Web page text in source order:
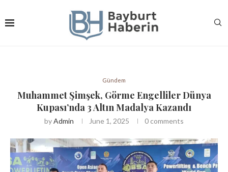
Gündem
Muhammet Şimşek, Görme Engelliler Dünya
Kupası’nda 3 Altın Madalya Kazandı
byAdmin June 1, 2025 0 comments